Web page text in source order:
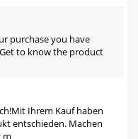
purchase you have
to know the product
Ihrem Kauf haben
entschieden. Machen
m